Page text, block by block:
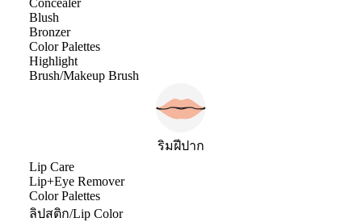
Concealer
Blush
Bronzer
Color Palettes
Highlight
Brush/Makeup Brush
ริมฝีปาก
Lip Care
Lip+Eye Remover
Color Palettes
ลิปสติก/Lip Color